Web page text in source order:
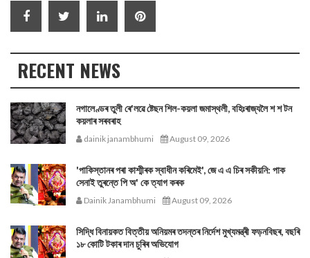
RECENT NEWS
নগালেণ্ডৰ তুলী ৰে'লৱে ষ্টেছন শিল-কয়লা জমাস্থলী, বহিঃৰাজ্যলৈ শ শ টন
কয়লাৰ সৰবৰাহ
dainik janambhumi August 09, 2026
'পাকিস্তানৰ পৰা কাশ্মীৰক স্বাধীন কৰিমেই', জে এ এ চিৰ সকীয়নি: পাক
সেনাই তুৰন্তে পি অ' কে ত্যাগ কৰক
Dainik Janambhumi August 09, 2026
সিদ্ধি বিনায়কত বিত্তীয় অনিয়মৰ তদন্তৰ নিৰ্দেশ মুখ্যমন্ত্ৰী ফড়নবিছৰ, বছৰি
১৮ কোটি টকাৰ দান চুৰিৰ অভিযোগ